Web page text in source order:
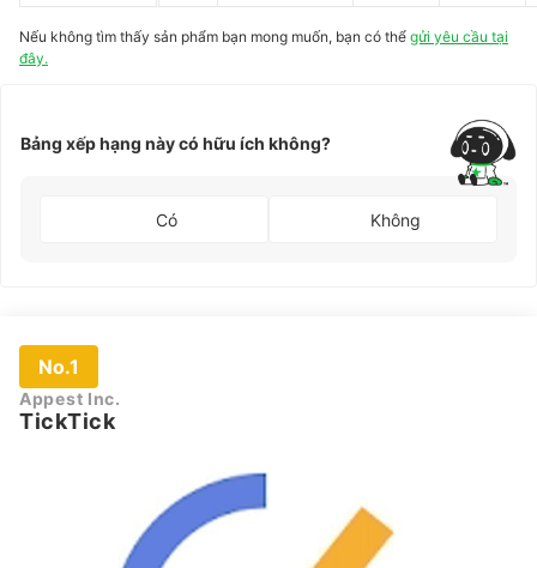
Nếu không tìm thấy sản phẩm bạn mong muốn, bạn có thể gửi yêu cầu tại
đây.
Bảng xếp hạng này có hữu ích không?
Có Không
No.1
Appest Inc.
TickTick